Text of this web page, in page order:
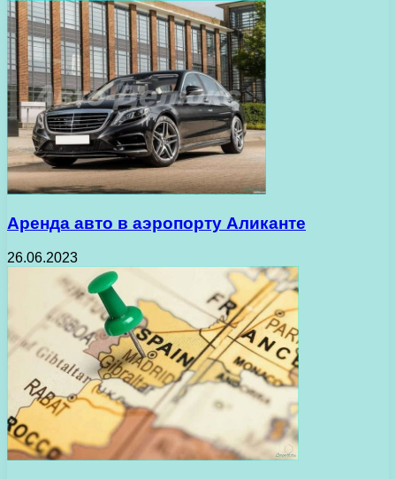
Аренда авто в аэропорту Аликанте
26.06.2023